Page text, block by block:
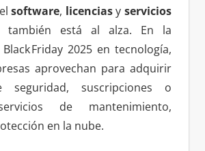
software, licenciasy servicios
está al alza. En la
Friday 2025 en tecnología,
aprovechan para adquirir
seguridad, suscripciones o
de mantenimiento,
en la nube.